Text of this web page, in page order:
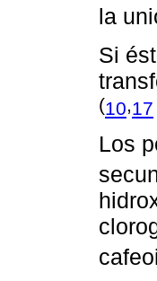
la
Si
(10,17
Los